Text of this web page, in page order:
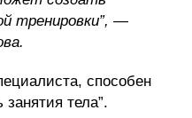
тренировки”, —
способен
тела”.